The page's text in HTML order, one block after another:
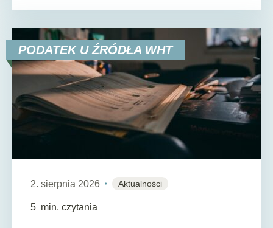
PODATEK U ŹRÓDŁA WHT
2. sierpnia 2026 Aktualności
5 min. czytania